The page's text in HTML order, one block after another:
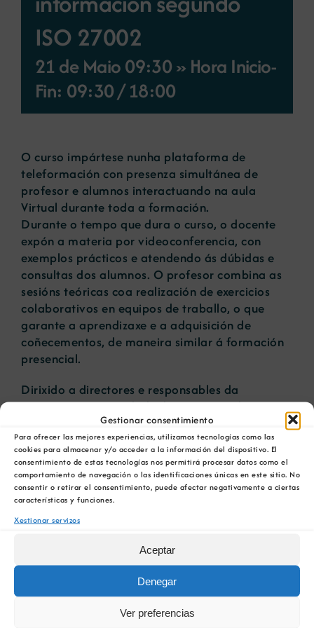
Gestionar consentimiento
Para ofrecer las mejores experiencias, utilizamos tecnologías como las
cookies para almacenar y/o acceder a la información del dispositivo. El
consentimiento de estas tecnologías nos permitirá procesar datos como el
comportamiento de navegación o las identificaciones únicas en este sitio. No
consentir o retirar el consentimiento, puede afectar negativamente a ciertas
características y funciones.
Xestionar servizos
Aceptar
Denegar
Ver preferencias
Novas
Portal de emprego
ISO 27002
21 de Maio 09:30 » Hora Inicio-
Fin: 09:30/18:00
O curso impártese nunha plataforma de
teleformación con presenza simultánea de
profesor e alumnos interactuando na aula
Virtual durante toda a formación.
Durante o tempo que dura o curso, o docente
expón a materia por videoconferencia, con
exemplos prácticos e atendendo ás dúbidas e
consultas dos alumnos. O profesor combina as
sesións teóricas coa realización de exercicios
colaborativos en equipos de traballo, o que
garante a aprendizaxe e a adquisición de
coñecementos, de maneira similar á formación
presencial.
Dirixido a directores e responsables da
protección e seguridade dos sistemas de
información da súa organización.
ENGADIR AO CALENDARIO
Comparta esta información en su red Social
favorita!